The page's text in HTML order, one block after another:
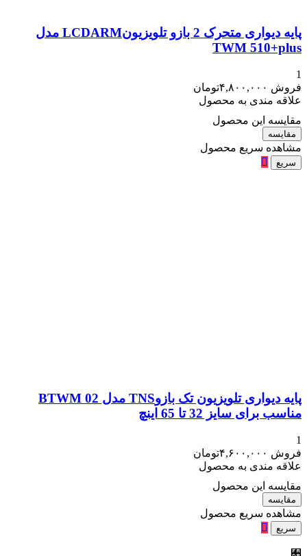
پایه دیواری متحرک 2 بازو تلویزیونLCDARM مدل
TWM 510+plus
1
فروش ۴,۸۰۰,۰۰۰تومان
علاقه مندی به محصول
مقایسه این محصول
مقایسه
مشاهده سریع محصول
سریع
پایه دیواری تلویزیون تک بازوTNS مدل BTWM 02
مناسب برای سایز 32 تا 65 اینچ
1
فروش ۴,۶۰۰,۰۰۰تومان
علاقه مندی به محصول
مقایسه این محصول
مقایسه
مشاهده سریع محصول
سریع